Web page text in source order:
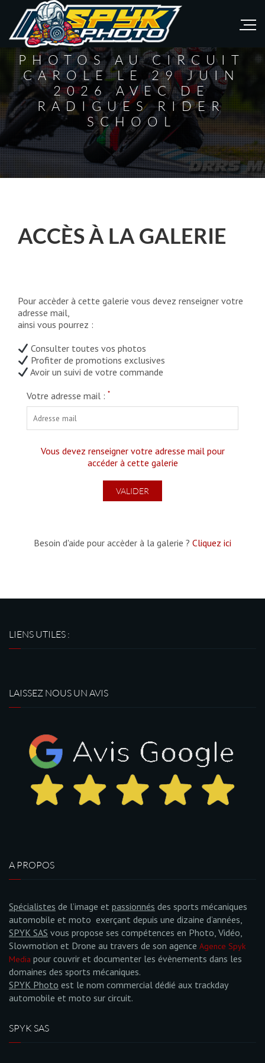
PHOTOS AU CIRCUIT
CAROLE LE 29 JUIN
2026 AVEC DE
RADIGUES RIDER
SCHOOL
ACCÈS À LA GALERIE
Pour accèder à cette galerie vous devez renseigner votre
adresse mail,
ainsi vous pourrez :
Consulter toutes vos photos
Profiter de promotions exclusives
Avoir un suivi de votre commande
Votre adresse mail : *
Vous devez renseigner votre adresse mail pour
accéder à cette galerie
Besoin d'aide pour accèder à la galerie ? Cliquez ici
LIENS UTILES :
LAISSEZ NOUS UN AVIS
A PROPOS
Spécialistes de l’image et passionnés des sports mécaniques
automobile et moto exerçant depuis une dizaine d’années,
SPYK SAS vous propose ses compétences en Photo, Vidéo,
Slowmotion et Drone au travers de son agence Agence Spyk
Media pour couvrir et documenter les évènements dans les
domaines des sports mécaniques.
SPYK Photo est le nom commercial dédié aux trackday
automobile et moto sur circuit.
SPYK SAS